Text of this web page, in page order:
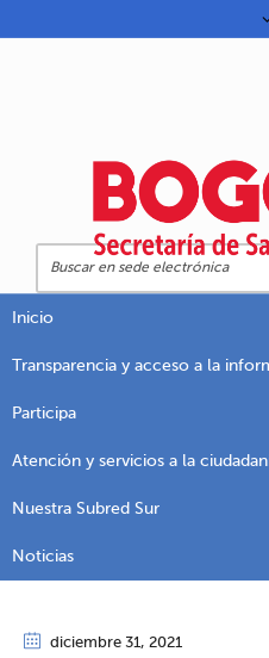
Inicio
Transparencia y acceso a la
Participa
Atención y servicios a la
Nuestra Subred Sur
Noticias
diciembre 31, 2021